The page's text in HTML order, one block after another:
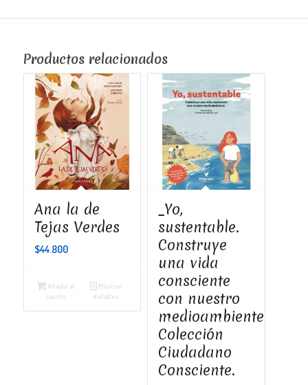
Productos relacionados
Ana la de
Tejas Verdes
$44.800
Añadir al
carrito
Mostrar
detalles
_Yo,
sustentable.
Construye
una vida
consciente
con nuestro
medioambiente.
Colección
Ciudadano
Consciente.